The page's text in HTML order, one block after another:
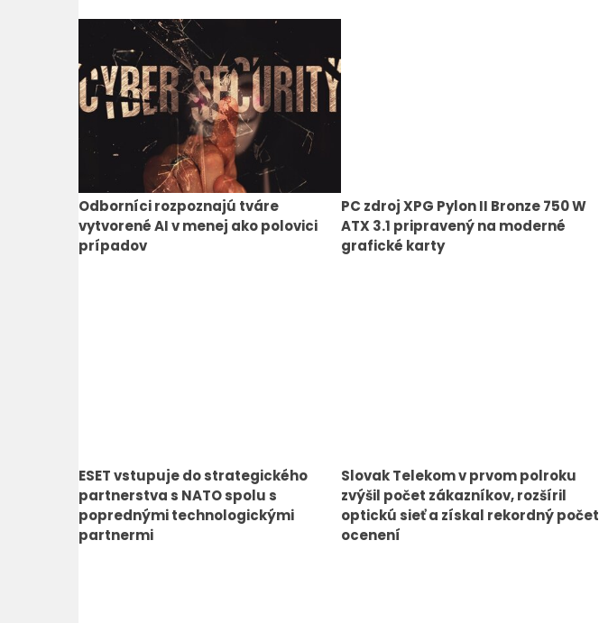
Odborníci rozpoznajú tváre
vytvorené AI v menej ako polovici
prípadov
PC zdroj XPG Pylon II Bronze 750 W
ATX 3.1 pripravený na moderné
grafické karty
ESET vstupuje do strategického
partnerstva s NATO spolu s
poprednými technologickými
partnermi
Slovak Telekom v prvom polroku
zvýšil počet zákazníkov, rozšíril
optickú sieť a získal rekordný počet
ocenení